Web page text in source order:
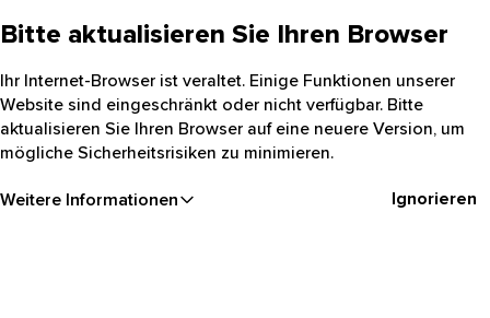
Bitte aktualisieren Sie Ihren Browser
Ihr Internet-Browser ist veraltet. Einige Funktionen unserer
Website sind eingeschränkt oder nicht verfügbar. Bitte
aktualisieren Sie Ihren Browser auf eine neuere Version, um
mögliche Sicherheitsrisiken zu minimieren.
Weitere Informationen Ignorieren